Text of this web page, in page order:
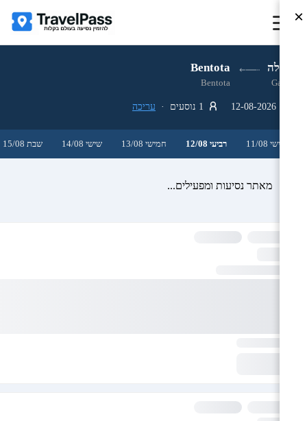
גאלה Bentota
Galle
Bentota
עריכה
שלישי 11/08 רביעי 12/08 חמישי 13/08 שישי 14/08 שבת 15/08
מאתר נסיעות ומפעילים...
×